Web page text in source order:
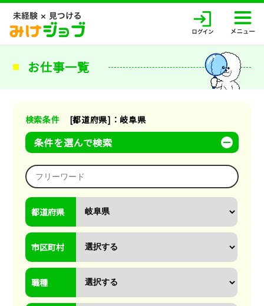
お仕事一覧
検索条件 [都道府県]：岐阜県
条件を選んで検索
都道府県
市区町村
職種